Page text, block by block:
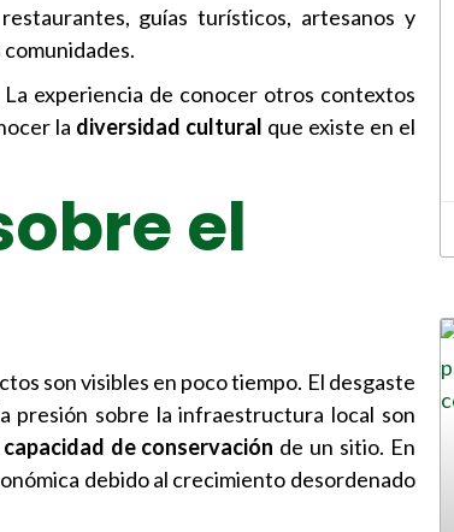
guías turísticos, artesanos y
experiencia de conocer otros contextos
la diversidad cultural que existe en el
el
son visibles en poco tiempo. El desgaste
presión sobre la infraestructura local son
capacidad de conservación de un sitio. En
debido al crecimiento desordenado